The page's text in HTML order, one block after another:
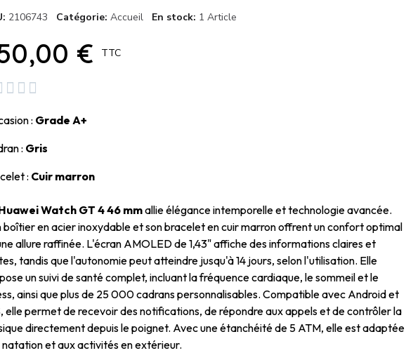
2106743 Catégorie Accueil En stock 1 Article
€ TTC
  
: Grade A+
: Gris
: Cuir marron
Watch GT 4 46 mmallie élégance intemporelle et technologie avancée.
boîtier en acier inoxydable et son bracelet en cuir marron offrent un confort optimal
allure raffinée. L'écran AMOLED de 1,43" affiche des informations claires et
tandis que l'autonomie peut atteindre jusqu'à 14 jours, selon l'utilisation. Elle
un suivi de santé complet, incluant la fréquence cardiaque, le sommeil et le
ainsi que plus de 25 000 cadrans personnalisables. Compatible avec Android et
elle permet de recevoir des notifications, de répondre aux appels et de contrôler la
directement depuis le poignet. Avec une étanchéité de 5 ATM, elle est adaptée
natation et aux activités en extérieur.